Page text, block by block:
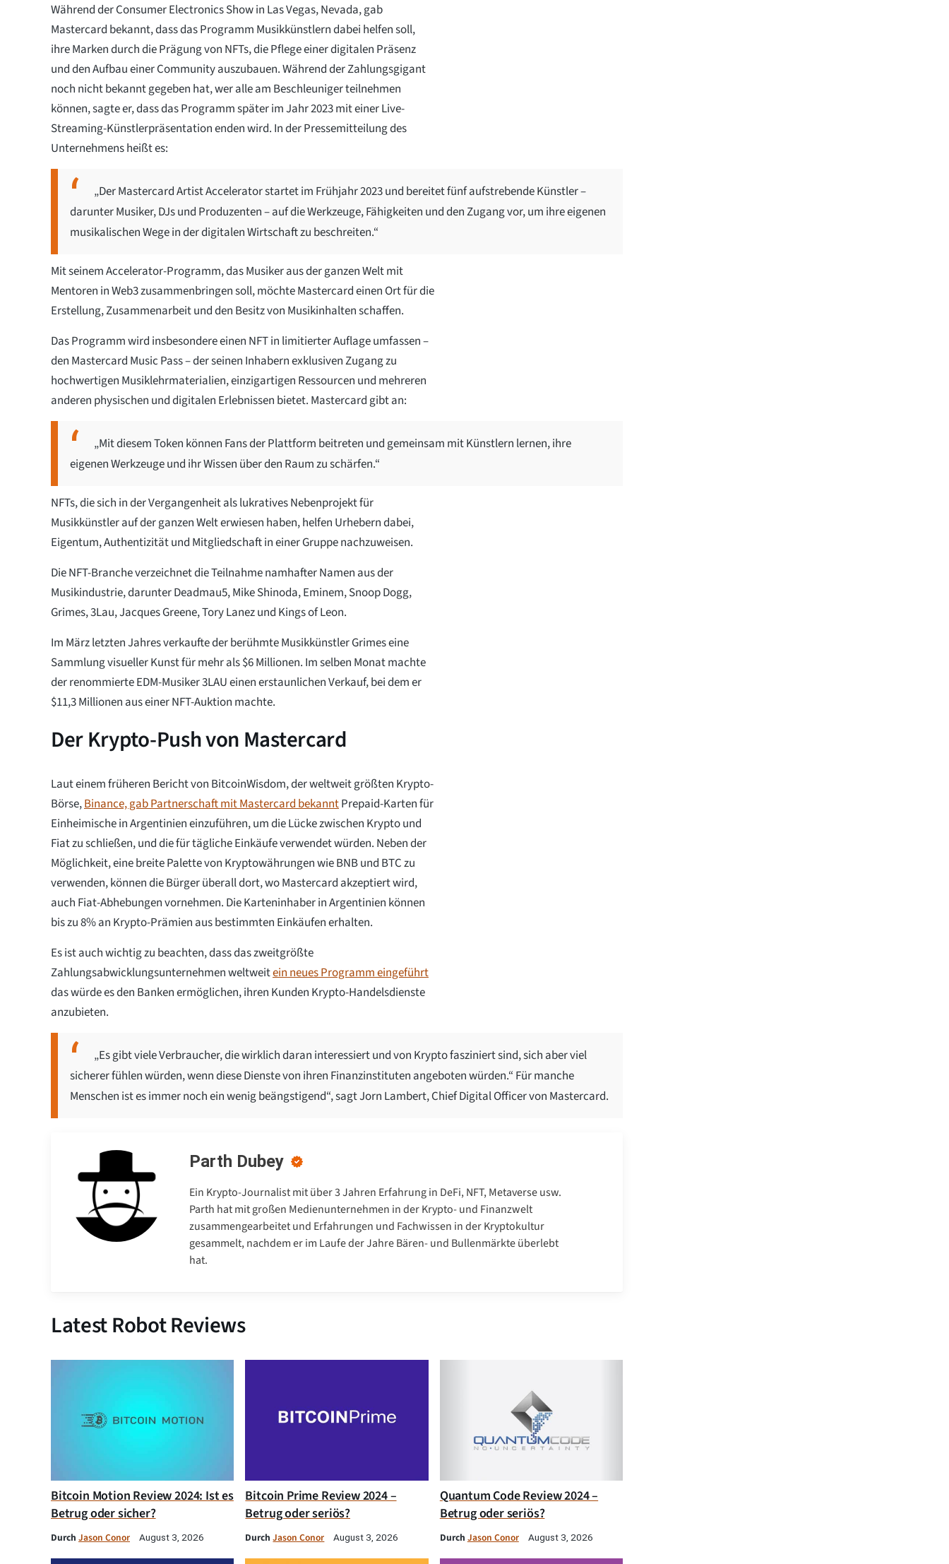
Während der Consumer Electronics Show in Las Vegas, Nevada, gab
Mastercard bekannt, dass das Programm Musikkünstlern dabei helfen soll,
ihre Marken durch die Prägung von NFTs, die Pflege einer digitalen Präsenz
und den Aufbau einer Community auszubauen. Während der Zahlungsgigant
noch nicht bekannt gegeben hat, wer alle am Beschleuniger teilnehmen
können, sagte er, dass das Programm später im Jahr 2023 mit einer Live-
Streaming-Künstlerpräsentation enden wird. In der Pressemitteilung des
Unternehmens heißt es:
„Der Mastercard Artist Accelerator startet im Frühjahr 2023 und bereitet fünf aufstrebende Künstler –
darunter Musiker, DJs und Produzenten – auf die Werkzeuge, Fähigkeiten und den Zugang vor, um ihre eigenen
musikalischen Wege in der digitalen Wirtschaft zu beschreiten.“
Mit seinem Accelerator-Programm, das Musiker aus der ganzen Welt mit
Mentoren in Web3 zusammenbringen soll, möchte Mastercard einen Ort für die
Erstellung, Zusammenarbeit und den Besitz von Musikinhalten schaffen.
Das Programm wird insbesondere einen NFT in limitierter Auflage umfassen –
den Mastercard Music Pass – der seinen Inhabern exklusiven Zugang zu
hochwertigen Musiklehrmaterialien, einzigartigen Ressourcen und mehreren
anderen physischen und digitalen Erlebnissen bietet. Mastercard gibt an:
„Mit diesem Token können Fans der Plattform beitreten und gemeinsam mit Künstlern lernen, ihre
eigenen Werkzeuge und ihr Wissen über den Raum zu schärfen.“
NFTs, die sich in der Vergangenheit als lukratives Nebenprojekt für
Musikkünstler auf der ganzen Welt erwiesen haben, helfen Urhebern dabei,
Eigentum, Authentizität und Mitgliedschaft in einer Gruppe nachzuweisen.
Die NFT-Branche verzeichnet die Teilnahme namhafter Namen aus der
Musikindustrie, darunter Deadmau5, Mike Shinoda, Eminem, Snoop Dogg,
Grimes, 3Lau, Jacques Greene, Tory Lanez und Kings of Leon.
Im März letzten Jahres verkaufte der berühmte Musikkünstler Grimes eine
Sammlung visueller Kunst für mehr als $6 Millionen. Im selben Monat machte
der renommierte EDM-Musiker 3LAU einen erstaunlichen Verkauf, bei dem er
$11,3 Millionen aus einer NFT-Auktion machte.
Der Krypto-Push von Mastercard
Laut einem früheren Bericht von BitcoinWisdom, der weltweit größten Krypto-
Börse,Binance, gab Partnerschaft mit Mastercard bekanntPrepaid-Karten für
Einheimische in Argentinien einzuführen, um die Lücke zwischen Krypto und
Fiat zu schließen, und die für tägliche Einkäufe verwendet würden. Neben der
Möglichkeit, eine breite Palette von Kryptowährungen wie BNB und BTC zu
verwenden, können die Bürger überall dort, wo Mastercard akzeptiert wird,
auch Fiat-Abhebungen vornehmen. Die Karteninhaber in Argentinien können
bis zu 8% an Krypto-Prämien aus bestimmten Einkäufen erhalten.
Es ist auch wichtig zu beachten, dass das zweitgrößte
Zahlungsabwicklungsunternehmen weltweitein neues Programm eingeführt
das würde es den Banken ermöglichen, ihren Kunden Krypto-Handelsdienste
anzubieten.
„Es gibt viele Verbraucher, die wirklich daran interessiert und von Krypto fasziniert sind, sich aber viel
sicherer fühlen würden, wenn diese Dienste von ihren Finanzinstituten angeboten würden.“ Für manche
Menschen ist es immer noch ein wenig beängstigend“, sagt Jorn Lambert, Chief Digital Officer von Mastercard.
Parth Dubey
Ein Krypto-Journalist mit über 3 Jahren Erfahrung in DeFi, NFT, Metaverse usw.
Parth hat mit großen Medienunternehmen in der Krypto- und Finanzwelt
zusammengearbeitet und Erfahrungen und Fachwissen in der Kryptokultur
gesammelt, nachdem er im Laufe der Jahre Bären- und Bullenmärkte überlebt
hat.
Latest Robot Reviews
Bitcoin Motion Review 2024: Ist es
Betrug oder sicher?
Durch Jason Conor August 3, 2026
Bitcoin Prime Review 2024 –
Betrug oder seriös?
DurchJason Conor August 3, 2026
Quantum Code Review 2024 –
Betrug oder seriös?
Durch Jason Conor August 3, 2026